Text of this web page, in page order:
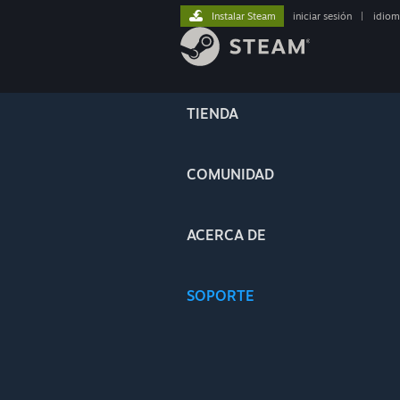
TIENDA
COMUNIDAD
ACERCA DE
SOPORTE
Instalar Steam iniciar sesión